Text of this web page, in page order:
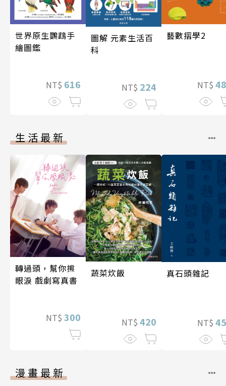
世界原生鸚鵡手
繪圖鑑
NT$ 616
圖解 元素生活百
科
NT$ 224
藝數摺學2
NT$
生活最新
轉過頭，幫你擦
眼淚 戲劇寫真書
NT$ 300
蔬菜炊飯
NT$ 420
真石頭雜記
NT$
漫畫最新